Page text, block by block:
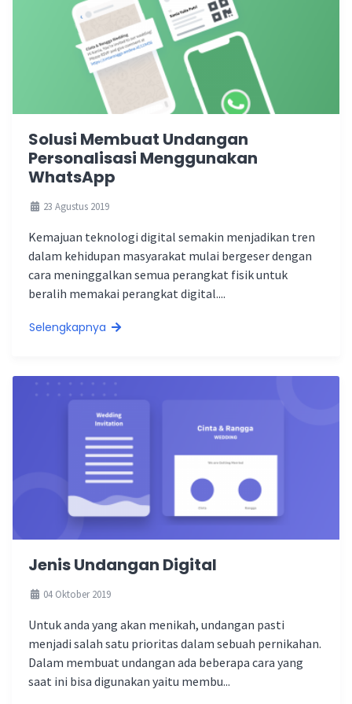
Solusi Membuat Undangan
Personalisasi Menggunakan
WhatsApp
23 Agustus 2019
Kemajuan teknologi digital semakin menjadikan tren
dalam kehidupan masyarakat mulai bergeser dengan
cara meninggalkan semua perangkat fisik untuk
beralih memakai perangkat digital....
Selengkapnya
Jenis Undangan Digital
04 Oktober 2019
Untuk anda yang akan menikah, undangan pasti
menjadi salah satu prioritas dalam sebuah pernikahan.
Dalam membuat undangan ada beberapa cara yang
saat ini bisa digunakan yaitu membu...